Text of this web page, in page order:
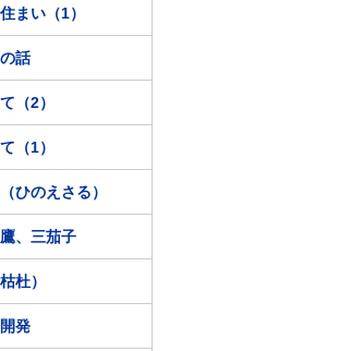
まい（1）
話
（2）
（1）
ひのえさる）
、三茄子
杜）
発